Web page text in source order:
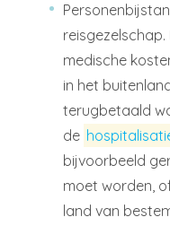
medische
in het
terugbetaald
de
bijvoorbeeld
moet worden,
land van